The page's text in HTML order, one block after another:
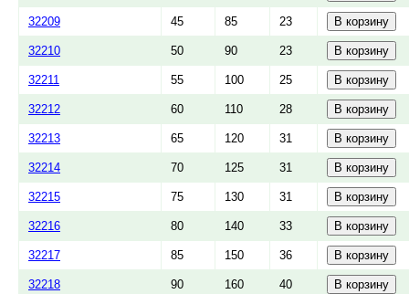
32209 45 85 23
32210 50 90 23
32211 55 100 25
32212 60 110 28
32213 65 120 31
32214 70 125 31
32215 75 130 31
32216 80 140 33
32217 85 150 36
32218 90 160 40